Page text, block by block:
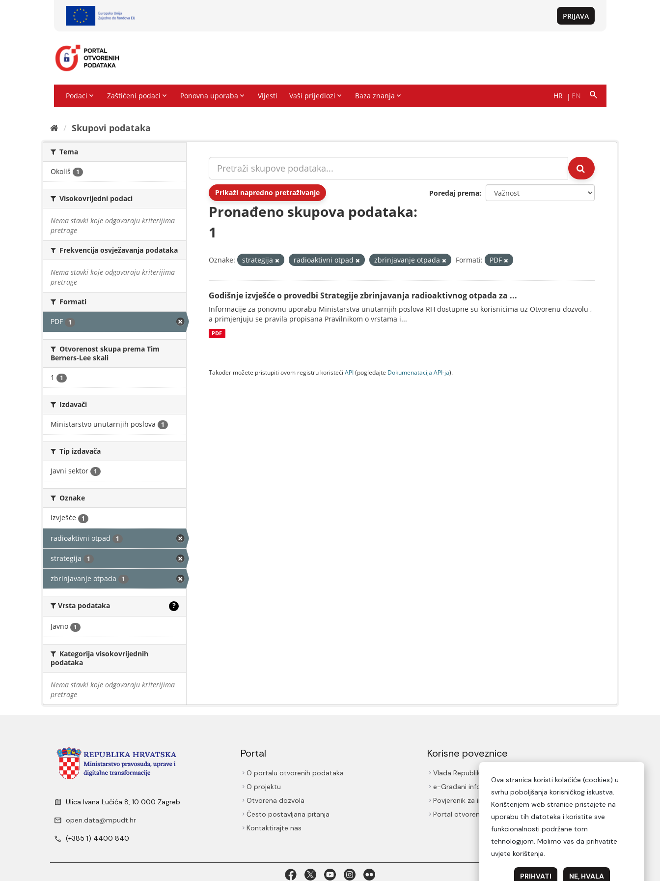
Skupovi podаtаkа
Tema
Okoliš 1
Visokovrijedni podaci
Nema stavki koje odgovaraju kriterijima
pretrage
Frekvencija osvježavanja podataka
Nema stavki koje odgovaraju kriterijima
pretrage
Formati
PDF 1
Otvorenost skupa prema Tim
Berners-Lee skali
1 1
Izdavači
Ministarstvo unutarnjih poslova 1
Tip izdavača
Javni sektor 1
Oznake
izvješće 1
radioaktivni otpad 1
strategija 1
zbrinjavanje otpada 1
Vrsta podataka ?
Javno 1
Kategorija visokovrijednih
podataka
Nema stavki koje odgovaraju kriterijima
pretrage
Prikaži napredno pretraživanje Poredaj prema
Pronađeno skupova podataka:
1
Oznake: strategija radioaktivni otpad zbrinjavanje otpada Formati: PDF
Godišnje izvješće o provedbi Strategije zbrinjavanja radioaktivnog otpada za ...
Informacije za ponovnu uporabu Ministarstva unutarnjih poslova RH dostupne su korisnicima uz Otvorenu dozvolu ,
a primjenjuju se pravila propisana Pravilnikom o vrstama i...
PDF
Također možete pristupiti ovom registru koristeći API(pogledajte Dokumenаtаcijа API-jа).